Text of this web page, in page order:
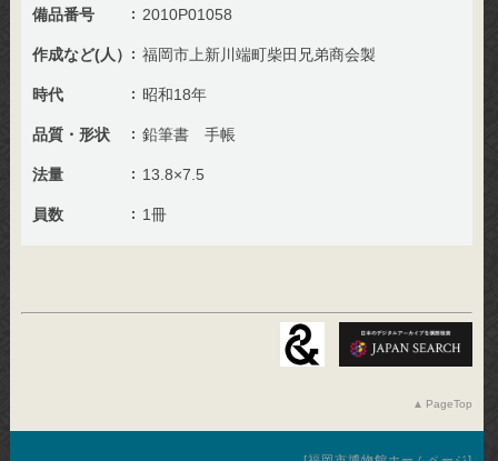
備品番号 2010P01058
作成など(人） 福岡市上新川端町柴田兄弟商会製
時代 昭和18年
品質・形状 鉛筆書 手帳
法量 13.8×7.5
員数 1冊
PageTop